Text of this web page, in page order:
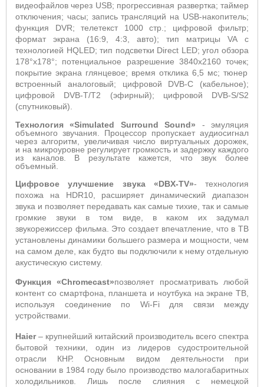
видеофайлов через USB; прогрессивная развертка; таймер
отключения; часы; запись трансляций на USB-накопитель;
функция DVR; телетекст 1000 стр.; цифровой фильтр;
формат экрана (16:9, 4:3, авто); тип матрицы VA с
технологией HQLED; тип подсветки Direct LED; угол обзора
178°х178°; потенциальное разрешение 3840x2160 точек;
покрытие экрана глянцевое; время отклика 6,5 мс; тюнер
встроенный аналоговый; цифровой DVB-C (кабельное);
цифровой DVB-T/T2 (эфирный); цифровой DVB-S/S2
(спутниковый).
Технология «Simulated Surround Sound» - эмуляция
объемного звучания. Процессор пропускает аудиосигнал
через алгоритм, увеличивая число виртуальных дорожек,
и на микроуровне регулирует громкость и задержку каждого
из каналов. В результате кажется, что звук более
объемный.
Цифровое улучшение звука «DBX-TV»- технология
похожа на HDR10, расширяет динамический диапазон
звука и позволяет передавать как самые тихие, так и самые
громкие звуки в том виде, в каком их задумал
звукорежиссер фильма. Это создает впечатление, что в ТВ
установлены динамики большего размера и мощности, чем
на самом деле, как будто вы подключили к нему отдельную
акустическую систему.
Функция«Chromecast»позволяет просматривать любой
контент со смартфона, планшета и ноутбука на экране ТВ,
используя соединение по Wi-Fi для связи между
устройствами.
Haier– крупнейший китайский производитель всего спектра
бытовой техники, один из лидеров судостроительной
отрасли КНР. Основным видом деятельности при
основании в 1984 году было производство малогабаритных
холодильников. Лишь после слияния с немецкой